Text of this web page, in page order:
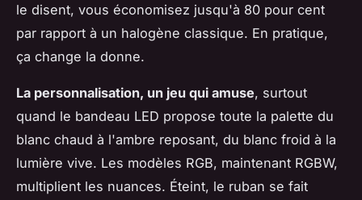
le disent, vous économisez jusqu'à 80 pour cent
par rapport à un halogène classique. En pratique,
ça change la donne.
La personnalisation, un jeu qui amuse, surtout
quand le bandeau LED propose toute la palette du
blanc chaud à l'ambre reposant, du blanc froid à la
lumière vive. Les modèles RGB, maintenant RGBW,
multiplient les nuances. Éteint, le ruban se fait